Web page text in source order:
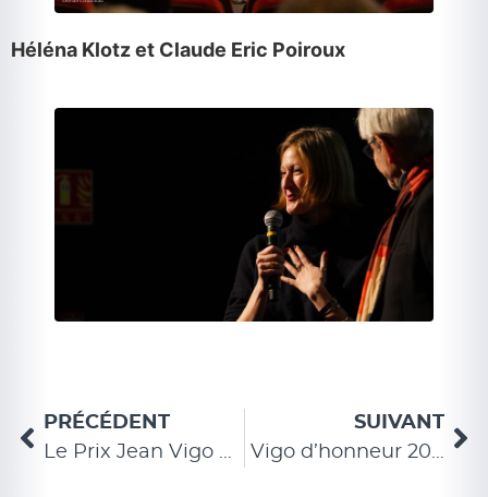
Héléna Klotz et Claude Eric Poiroux
PRÉCÉDENT
Le Prix Jean Vigo déménage…
SUIVANT
Vigo d’honneur 2025